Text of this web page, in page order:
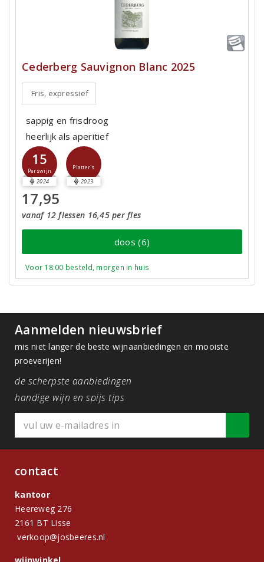
Cederberg Sauvignon Blanc 2025
Fris, expressief
sappig en frisdroog
heerlijk als aperitief
15
Perswijn
2024
Platter's
2023
17,95
vanaf 12 flessen 16,45 per fles
doos (6)
Voor 18:00 besteld, morgen in huis
Aanmelden nieuwsbrief
mis niet langer de beste wijnaanbiedingen en mooiste
proeverijen!
de scherpste aanbiedingen
handige wijn en spijs tips
contact
kantoor
Heereweg 276
2161 BT Lisse
verkoop@josbeeres.nl